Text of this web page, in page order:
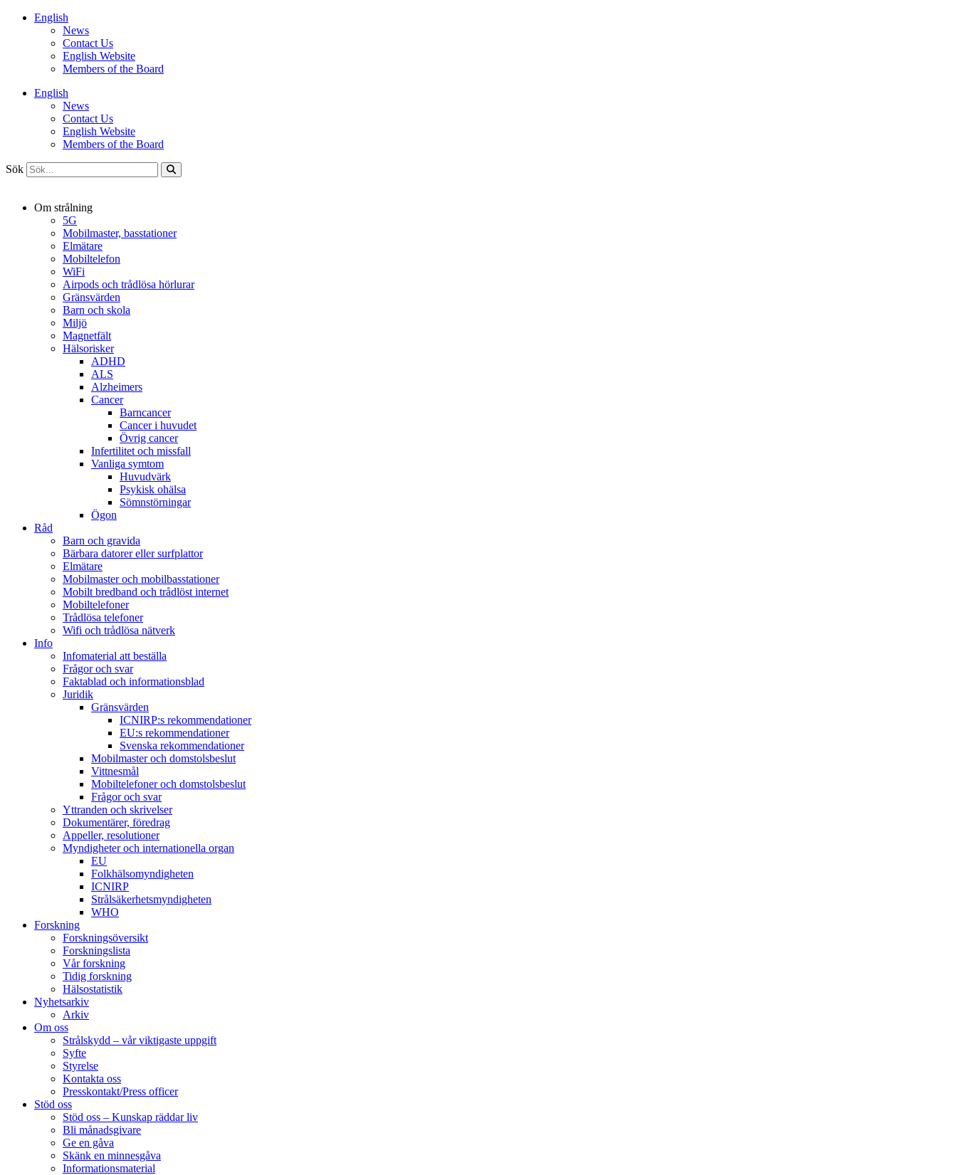
HoppaEnglish
News
Contact Us
English Website
Members of the Board
English
News
Contact Us
English Website
Members of the Board
Sök
Om strålning
5G
Mobilmaster, basstationer
Elmätare
Mobiltelefon
WiFi
Airpods och trådlösa hörlurar
Gränsvärden
Barn och skola
Miljö
Magnetfält
Hälsorisker
ADHD
ALS
Alzheimers
Cancer
Barncancer
Cancer i huvudet
Övrig cancer
Infertilitet och missfall
Vanliga symtom
Huvudvärk
Psykisk ohälsa
Sömnstörningar
Ögon
Råd
Barn och gravida
Bärbara datorer eller surfplattor
Elmätare
Mobilmaster och mobilbasstationer
Mobilt bredband och trådlöst internet
Mobiltelefoner
Trådlösa telefoner
Wifi och trådlösa nätverk
Info
Infomaterial att beställa
Frågor och svar
Faktablad och informationsblad
Juridik
Gränsvärden
ICNIRP:s rekommendationer
EU:s rekommendationer
Svenska rekommendationer
Mobilmaster och domstolsbeslut
Vittnesmål
Mobiltelefoner och domstolsbeslut
Frågor och svar
Yttranden och skrivelser
Dokumentärer, föredrag
Appeller, resolutioner
Myndigheter och internationella organ
EU
Folkhälsomyndigheten
ICNIRP
Strålsäkerhetsmyndigheten
WHO
Forskning
Forskningsöversikt
Forskningslista
Vår forskning
Tidig forskning
Hälsostatistik
Nyhetsarkiv
Arkiv
Om oss
Strålskydd – vår viktigaste uppgift
Syfte
Styrelse
Kontakta oss
Presskontakt/Press officer
Stöd oss
Stöd oss – Kunskap räddar liv
Bli månadsgivare
Ge en gåva
Skänk en minnesgåva
Informationsmaterial